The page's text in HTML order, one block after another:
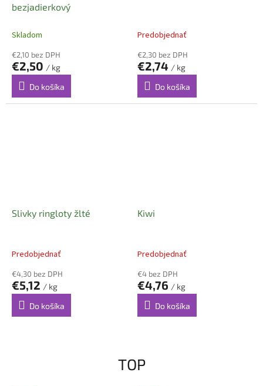
bezjadierkový
Skladom
€2,10 bez DPH
€2,50 / kg
Do košíka
Predobjednať
€2,30 bez DPH
€2,74 / kg
Do košíka
Slivky ringloty žlté
Predobjednať
€4,30 bez DPH
€5,12 / kg
Do košíka
Kiwi
Predobjednať
€4 bez DPH
€4,76 / kg
Do košíka
TOP